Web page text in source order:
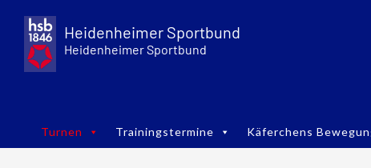
content
Heidenheimer Sportbund
Heidenheimer Sportbund
Turnen Trainingstermine Käferchens